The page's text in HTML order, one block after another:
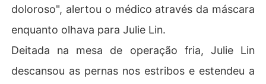
doloroso", alertou o médico através da máscara
enquanto olhava para Julie Lin.
Deitada na mesa de operação fria, Julie Lin
descansou as pernas nos estribos e estendeu a